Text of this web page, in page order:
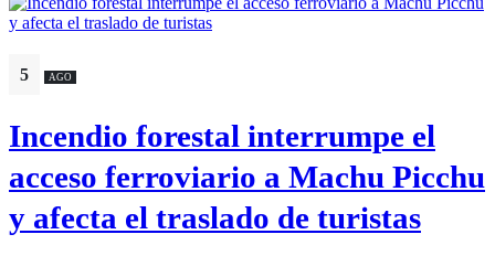
5 AGO
Incendio forestal interrumpe el
acceso ferroviario a Machu Picchu
y afecta el traslado de turistas